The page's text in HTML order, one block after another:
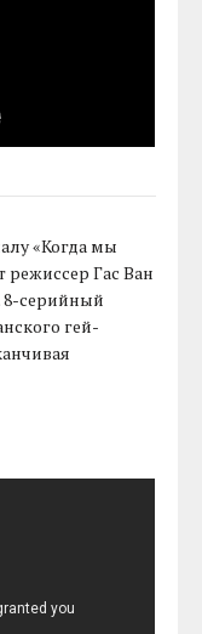
«Когда мы
режиссер Гас Ван
8-серийный
гей-